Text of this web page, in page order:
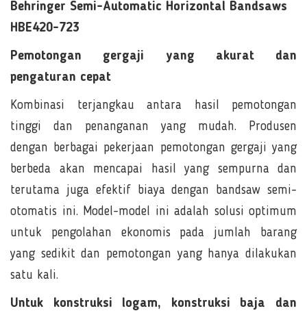
Behringer Semi-Automatic Horizontal Bandsaws
HBE420-723
Pemotongan gergaji yang akurat dan
pengaturan cepat
Kombinasi terjangkau antara hasil pemotongan
tinggi dan penanganan yang mudah. Produsen
dengan berbagai pekerjaan pemotongan gergaji yang
berbeda akan mencapai hasil yang sempurna dan
terutama juga efektif biaya dengan bandsaw semi-
otomatis ini. Model-model ini adalah solusi optimum
untuk pengolahan ekonomis pada jumlah barang
yang sedikit dan pemotongan yang hanya dilakukan
satu kali.
Untuk konstruksi logam, konstruksi baja dan